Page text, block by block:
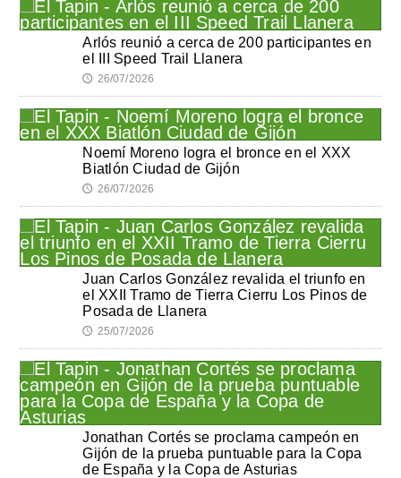
Arlós reunió a cerca de 200 participantes en
el III Speed Trail Llanera
🕔 26/07/2026
Noemí Moreno logra el bronce en el XXX
Biatlón Ciudad de Gijón
🕔 26/07/2026
Juan Carlos González revalida el triunfo en
el XXII Tramo de Tierra Cierru Los Pinos de
Posada de Llanera
🕔 25/07/2026
Jonathan Cortés se proclama campeón en
Gijón de la prueba puntuable para la Copa
de España y la Copa de Asturias